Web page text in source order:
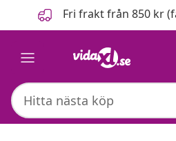
FöregåendeFri frakt från 850 kr